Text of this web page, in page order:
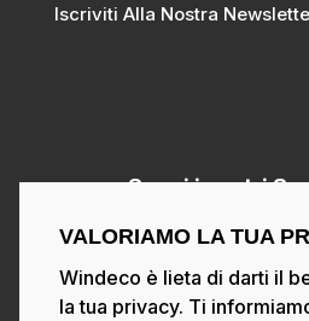
VALORIAMO LA TUA
Windeco è lieta di darti il
la tua privacy. Ti
Iscriviti Alla Nostra
Segui i nostri